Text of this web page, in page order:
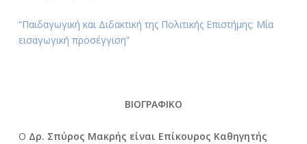
“Παιδαγωγική και Διδακτική της Πολιτικής Επιστήμης: Μία
εισαγωγική προσέγγιση”
ΒΙΟΓΡΑΦΙΚΟ
Ο Δρ. Σπύρος Μακρής είναι Επίκουρος Καθηγητής